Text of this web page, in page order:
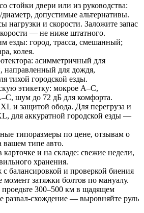
стойки двери или из руководства:
допустимые альтернативы.
нагрузки и скорости. Заложите запас
— не ниже штатного.
езды: город, трасса, смешанный;
колея.
асимметричный для
направленный для дождя,
тихой городской езды.
этикетку: мокрое A–C,
шум до 72 дБ для комфорта.
и защитой обода. Для перегруза и
для аккуратной городской езды —
типоразмеры по цене, отзывам о
вашем типе авто.
и на складе: свежие недели,
хранения.
балансировкой и проверкой биения
момент затяжки болтов по мануалу.
300–500 км в щадящем
развал-схождение — выровняйте руль